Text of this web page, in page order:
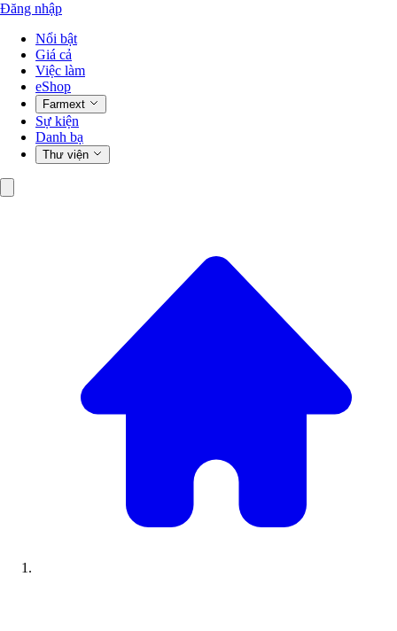
Đăng nhập
Nổi bật
Giá cả
Việc làm
eShop
Farmext
Sự kiện
Danh bạ
Thư viện